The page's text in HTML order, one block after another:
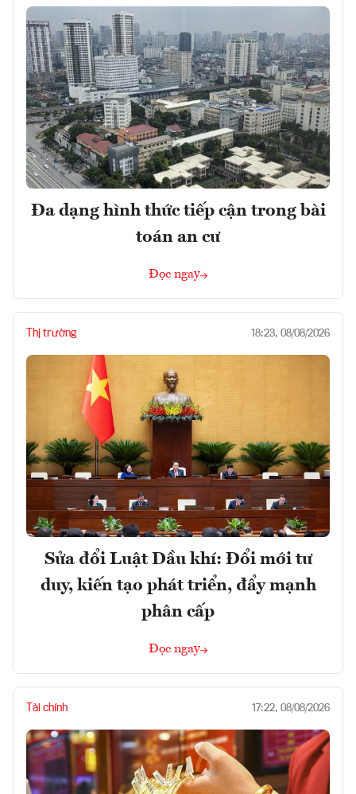
Đa dạng hình thức tiếp cận trong bài
toán an cư
Đọc ngay
Thị trường 18:23, 08/08/2026
Sửa đổi Luật Dầu khí: Đổi mới tư
duy, kiến tạo phát triển, đẩy mạnh
phân cấp
Đọc ngay
Tài chính 17:22, 08/08/2026